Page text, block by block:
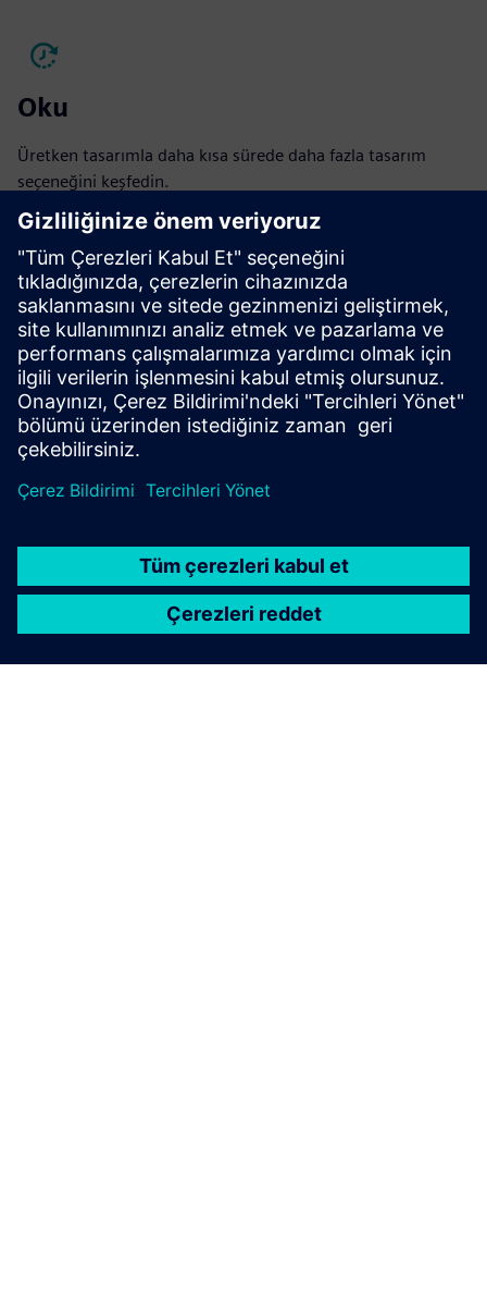
Oku
Üretken tasarımla daha kısa sürede daha fazla tasarım
seçeneğini keşfedin.
E-Kitabı okuyun
Oku
Tecnomatix ve Teamcenter ile Electrolux, tek tip, verimli
üretim süreçleri ve sistemleri oluşturur.
Örnek olay incelemesini okuyun
Keşfet
Modern bir PLM çözümüyle ilerici bir yaklaşım
benimsediklerinde bileşen üreticileri için neyin mümkün